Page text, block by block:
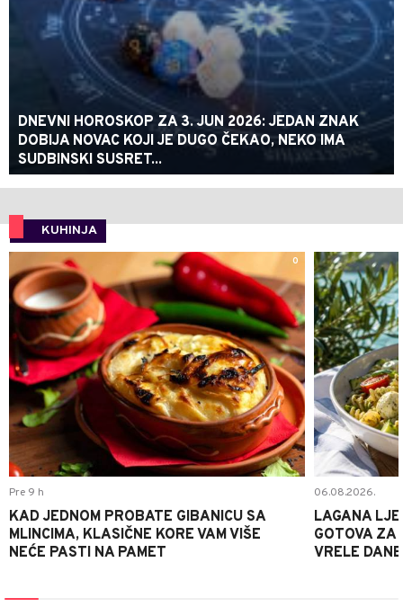
DNEVNI HOROSKOP ZA 3. JUN 2026: JEDAN ZNAK
DOBIJA NOVAC KOJI JE DUGO ČEKAO, NEKO IMA
SUDBINSKI SUSRET...
KUHINJA
0
Pre 9 h
KAD JEDNOM PROBATE GIBANICU SA
MLINCIMA, KLASIČNE KORE VAM VIŠE
NEĆE PASTI NA PAMET
06.08.2026.
LAGANA
GOTOVA ZA
VRELE DANE